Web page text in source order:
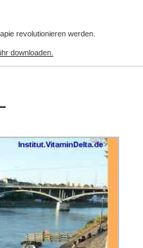
revolutionieren werden.
downloaden.